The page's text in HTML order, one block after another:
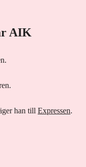
AIK
han till Expressen.